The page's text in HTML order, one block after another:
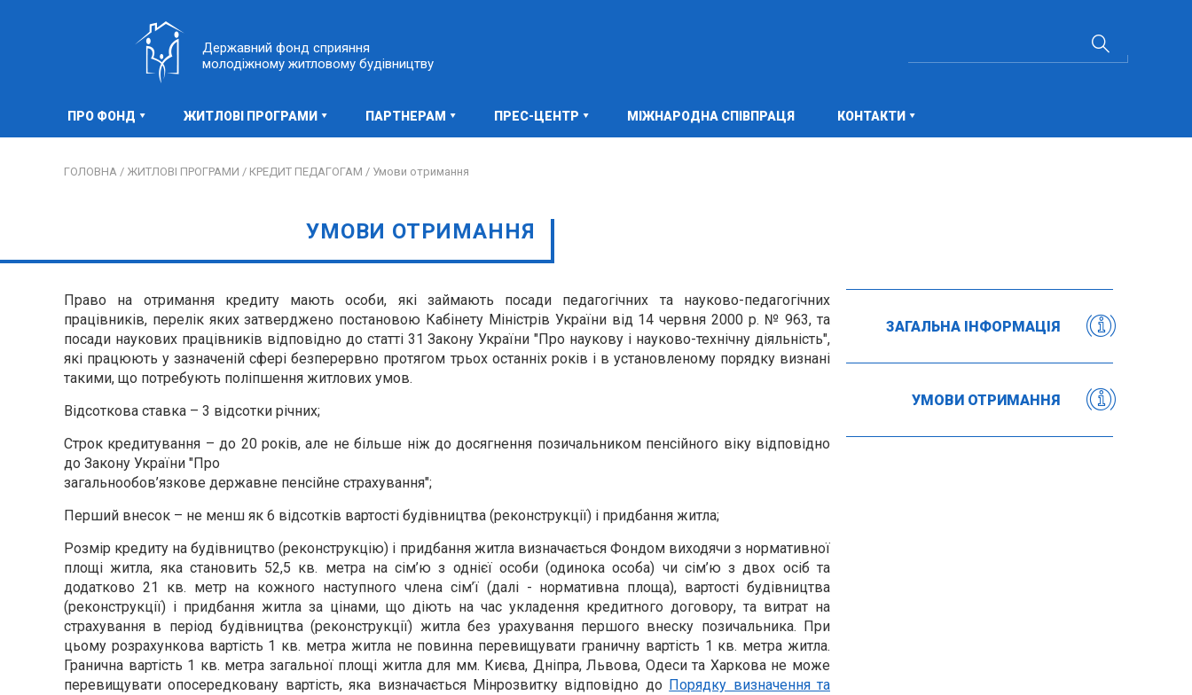
Державний фонд сприяння
молодіжному житловому будівництву
ПРО ФОНД ЖИТЛОВІ ПРОГРАМИ ПАРТНЕРАМ ПРЕС-ЦЕНТР МІЖНАРОДНА СПІВПРАЦЯ КОНТАКТИ
ГОЛОВНА / ЖИТЛОВІ ПРОГРАМИ / КРЕДИТ ПЕДАГОГАМ / Умови отримання
УМОВИ ОТРИМАННЯ
ЗАГАЛЬНА ІНФОРМАЦІЯ
УМОВИ ОТРИМАННЯ
Право на отримання кредиту мають особи, які займають посади педагогічних та науково-педагогічних
працівників, перелік яких затверджено постановою Кабінету Міністрів України від 14 червня 2000 р. № 963, та
посади наукових працівників відповідно до статті 31 Закону України "Про наукову і науково-технічну діяльність",
які працюють у зазначеній сфері безперервно протягом трьох останніх років і в установленому порядку визнані
такими, що потребують поліпшення житлових умов.
Відсоткова ставка – 3 відсотки річних;
Строк кредитування –до 20 років, але не більше ніж до досягнення позичальником пенсійного віку відповідно
до Закону України "Про
загальнообов’язкове державне пенсійне страхування";
Перший внесок – не менш як 6 відсотків вартості будівництва (реконструкції) і придбання житла;
Розмір кредиту на будівництво (реконструкцію) і придбання житла визначається Фондом виходячи з нормативної
площі житла, яка становить 52,5 кв. метра на сім’ю з однієї особи (одинока особа) чи сім’ю з двох осіб та
додатково 21 кв. метр на кожного наступного члена сім’ї (далі - нормативна площа), вартості будівництва
(реконструкції) і придбання житла за цінами, що діють на час укладення кредитного договору, та витрат на
страхування в період будівництва (реконструкції) житла без урахування першого внеску позичальника. При
цьому розрахункова вартість 1 кв. метра житла не повинна перевищувати граничну вартість 1 кв. метра житла.
Гранична вартість 1 кв. метра загальної площі житла для мм. Києва, Дніпра, Львова, Одеси та Харкова не може
перевищувати опосередковану вартість, яка визначається Мінрозвитку відповідно до Порядку визначення та